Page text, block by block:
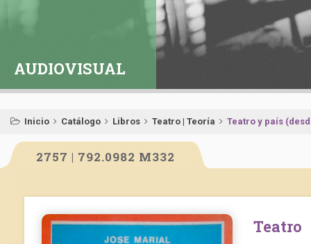
AUDIOVISUAL
Inicio Catálogo Libros Teatro | Teoría Teatro y país
2757 | 792.0982 M332
Teatro y país (desde 1810 a Teatro Abierto